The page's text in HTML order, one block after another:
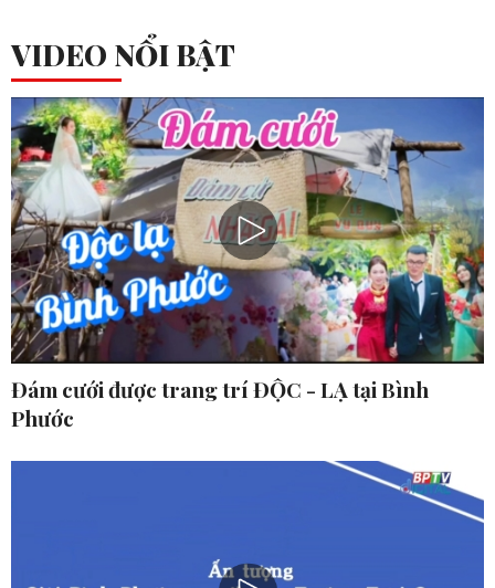
VIDEO NỔI BẬT
Đám cưới được trang trí ĐỘC - LẠ tại Bình
Phước